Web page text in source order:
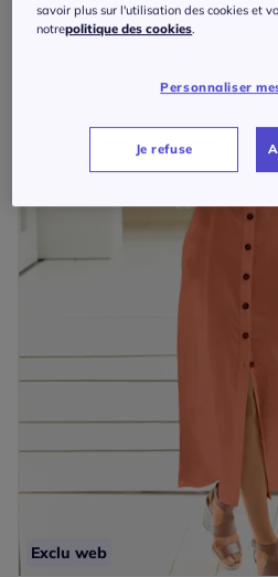
Exclu web
savoir plus sur l'utilisation des cookies et
notrepolitique des cookies.
Personnaliser
Je refuse